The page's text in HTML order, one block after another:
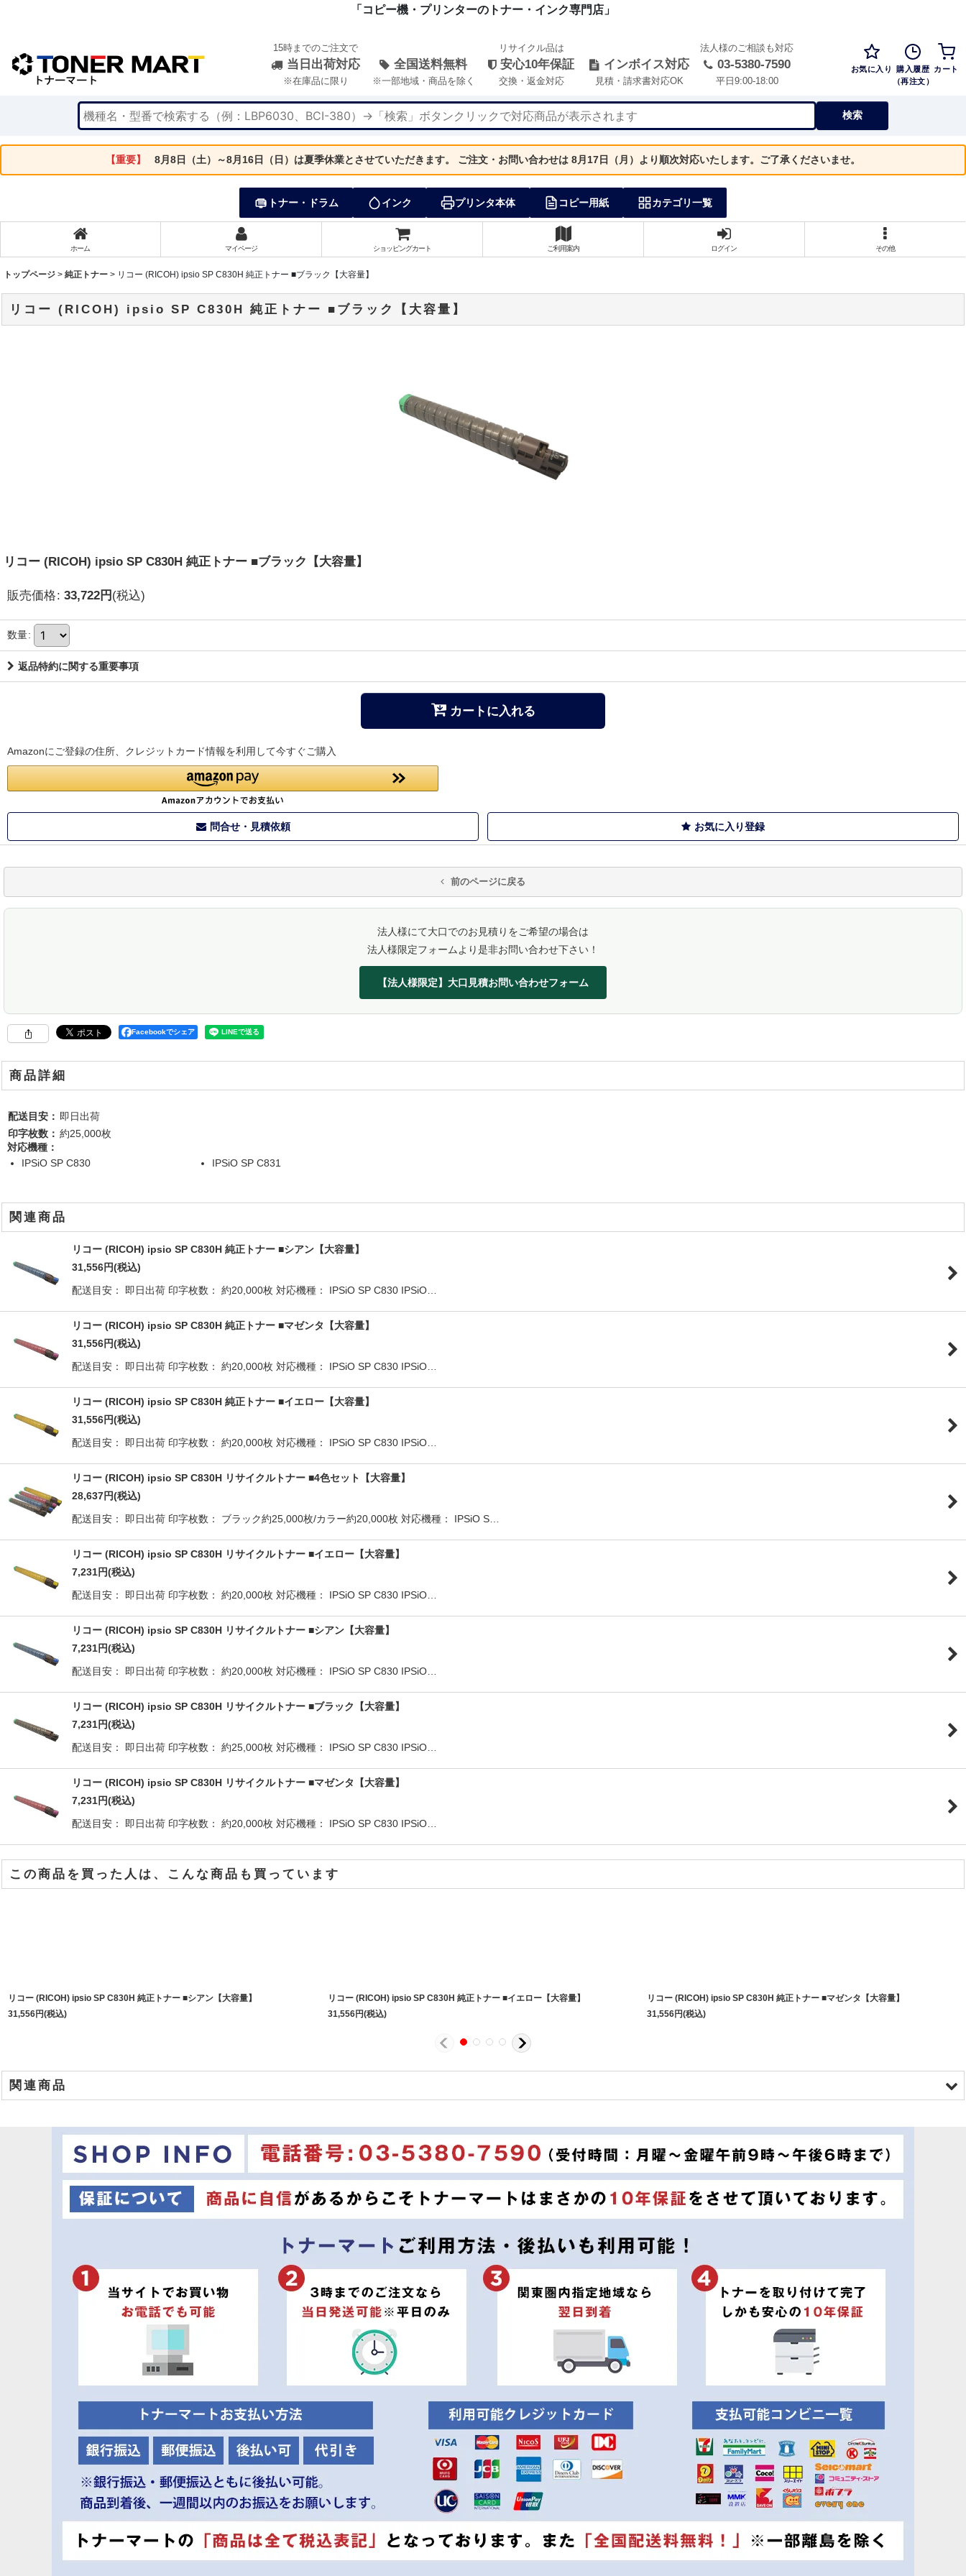
「コピー機・プリンターのトナー・インク専門店」
15時までのご注文で
当日出荷対応
※在庫品に限り
全国送料無料
※一部地域・商品を除く
リサイクル品は
安心10年保証
交換・返金対応
インボイス対応
見積・請求書対応OK
法人様のご相談も対応
03-5380-7590
平日9:00-18:00
お気に入り 購入履歴
（再注文）
カート
検索
【重要】 8月8日（土）～8月16日（日）は夏季休業とさせていただきます。 ご注文・お問い合わせは 8月17日（月）より順次対応いたします。ご了承くださいませ。
トナー・ドラム インク プリンタ本体 コピー用紙 カテゴリ一覧
ホーム マイページ ショッピングカート ご利用案内 ログイン その他
トップページ > 純正トナー > リコー (RICOH) ipsio SP C830H 純正トナー ■ブラック【大容量】
リコー (RICOH) ipsio SP C830H 純正トナー ■ブラック【大容量】
リコー (RICOH) ipsio SP C830H 純正トナー ■ブラック【大容量】
販売価格: 33,722円 (税込)
数量:
返品特約に関する重要事項
カートに入れる
Amazonにご登録の住所、クレジットカード情報を利用して今すぐご購入
問合せ・見積依頼 お気に入り登録
前のページに戻る
法人様にて大口でのお見積りをご希望の場合は
法人様限定フォームより是非お問い合わせ下さい！
【法人様限定】大口見積お問い合わせフォーム
Facebookでシェア
商品詳細
配送目安： 即日出荷
印字枚数： 約25,000枚
対応機種：
IPSiO SP C830
IPSiO SP C831
関連商品
リコー (RICOH) ipsio SP C830H 純正トナー ■シアン【大容量】
31,556円(税込)
配送目安： 即日出荷 印字枚数： 約20,000枚 対応機種： IPSiO SP C830 IPSiO…
リコー (RICOH) ipsio SP C830H 純正トナー ■マゼンタ【大容量】
31,556円(税込)
配送目安： 即日出荷 印字枚数： 約20,000枚 対応機種： IPSiO SP C830 IPSiO…
リコー (RICOH) ipsio SP C830H 純正トナー ■イエロー【大容量】
31,556円(税込)
配送目安： 即日出荷 印字枚数： 約20,000枚 対応機種： IPSiO SP C830 IPSiO…
リコー (RICOH) ipsio SP C830H リサイクルトナー ■4色セット【大容量】
28,637円(税込)
配送目安： 即日出荷 印字枚数： ブラック約25,000枚/カラー約20,000枚 対応機種： IPSiO S…
リコー (RICOH) ipsio SP C830H リサイクルトナー ■イエロー【大容量】
7,231円(税込)
配送目安： 即日出荷 印字枚数： 約20,000枚 対応機種： IPSiO SP C830 IPSiO…
リコー (RICOH) ipsio SP C830H リサイクルトナー ■シアン【大容量】
7,231円(税込)
配送目安： 即日出荷 印字枚数： 約20,000枚 対応機種： IPSiO SP C830 IPSiO…
リコー (RICOH) ipsio SP C830H リサイクルトナー ■ブラック【大容量】
7,231円(税込)
配送目安： 即日出荷 印字枚数： 約25,000枚 対応機種： IPSiO SP C830 IPSiO…
リコー (RICOH) ipsio SP C830H リサイクルトナー ■マゼンタ【大容量】
7,231円(税込)
配送目安： 即日出荷 印字枚数： 約20,000枚 対応機種： IPSiO SP C830 IPSiO…
この商品を買った人は、こんな商品も買っています
リコー (RICOH) ipsio SP C830H 純正トナー ■シアン【大容量】
31,556円(税込)
リコー (RICOH) ipsio SP C830H 純正トナー ■イエロー【大容量】
31,556円(税込)
リコー (RICOH) ipsio SP C830H 純正トナー ■マゼンタ【大容量】
31,556円(税込)
関連商品
リコー ipsio SP C830 リサイクルトナー ■ブラック【小容量】
リコー ipsio SP C830H リサイクルトナー ■シアン【大容量】
リコー ipsio SP C830H リサイクルトナー ■イエロー【大容量】
リコー ipsio SP C830H リサイクルトナー ■マゼンダ【大容量】
リコー ipsio SP C830 リサイクルトナー ■イエロー【小容量】
リコー ipsio SP C830H 純正トナー ■ブラック【大容量】
リコー ipsio SP C830H 純正トナー ■シアン【大容量】
リコー ipsio SP C830H 純正トナー ■イエロー【大容量】
リコー ipsio SP C830H 純正トナー ■マゼンダ【大容量】
リコー ipsio SP C830 純正ドラム ■ブラック
リコー ipsio SP C830 純正ドラム ■カラー